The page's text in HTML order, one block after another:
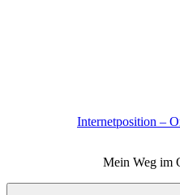
Internetposition –
Mein Weg im